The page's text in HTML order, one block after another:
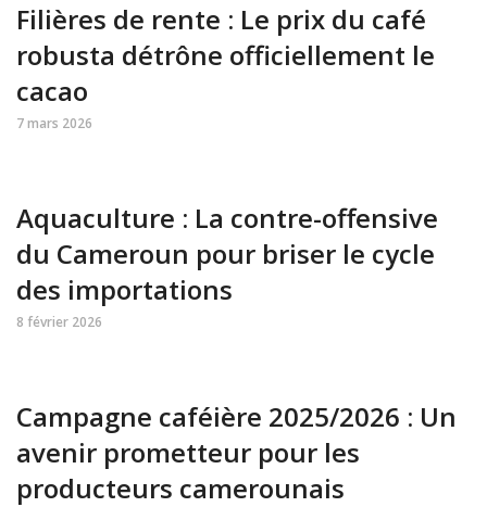
Filières de rente : Le prix du café
robusta détrône officiellement le
cacao
7 mars 2026
Aquaculture : La contre-offensive
du Cameroun pour briser le cycle
des importations
8 février 2026
Campagne caféière 2025/2026 : Un
avenir prometteur pour les
producteurs camerounais